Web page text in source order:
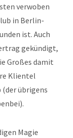
verwoben
in Berlin-
ist. Auch
gekündigt,
Großes damit
Klientel
übrigens
Magie